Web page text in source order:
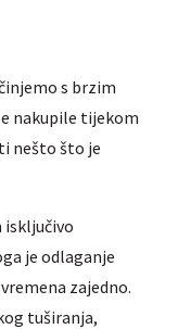
s brzim
nakupile tijekom
nešto što je
isključivo
je odlaganje
zajedno.
tuširanja,